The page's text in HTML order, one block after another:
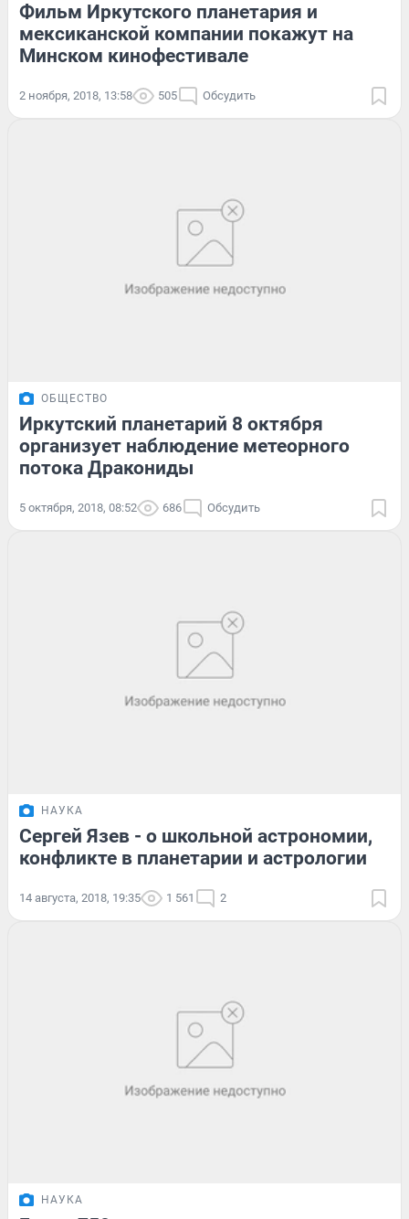
Фильм Иркутского планетария и
мексиканской компании покажут на
Минском кинофестивале
2 ноября, 2018, 13:58 505 Обсудить
ОБЩЕСТВО
Иркутский планетарий 8 октября
организует наблюдение метеорного
потока Дракониды
5 октября, 2018, 08:52 686 Обсудить
НАУКА
Сергей Язев - о школьной астрономии,
конфликте в планетарии и астрологии
14 августа, 2018, 19:35 1 561 2
НАУКА